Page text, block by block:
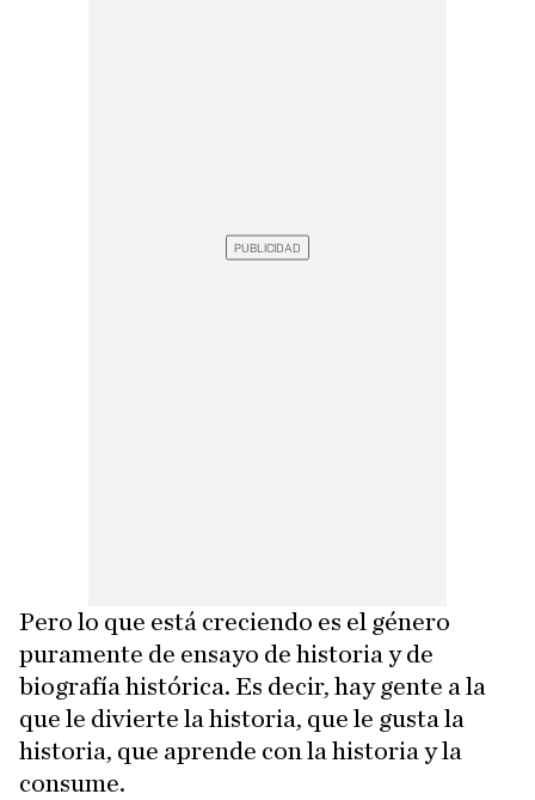
Pero lo que está creciendo es el género
puramente de ensayo de historia y de
biografía histórica. Es decir, hay gente a la
que le divierte la historia, que le gusta la
historia, que aprende con la historia y la
consume.